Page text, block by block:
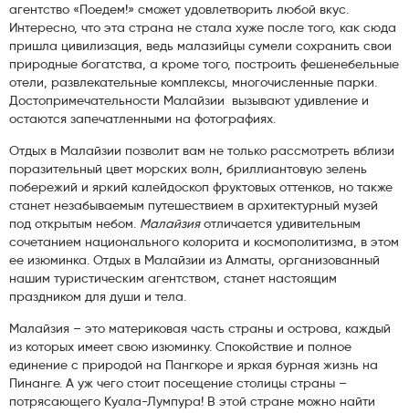
агентство «Поедем!» сможет удовлетворить любой вкус.
Интересно, что эта страна не стала хуже после того, как сюда
пришла цивилизация, ведь малазийцы сумели сохранить свои
природные богатства, а кроме того, построить фешенебельные
отели, развлекательные комплексы, многочисленные парки.
Достопримечательности Малайзии вызывают удивление и
остаются запечатленными на фотографиях.
Отдых в Малайзии позволит вам не только рассмотреть вблизи
поразительный цвет морских волн, бриллиантовую зелень
побережий и яркий калейдоскоп фруктовых оттенков, но также
станет незабываемым путешествием в архитектурный музей
под открытым небом. Малайзияотличается удивительным
сочетанием национального колорита и космополитизма, в этом
ее изюминка. Отдых в Малайзии из Алматы, организованный
нашим туристическим агентством, станет настоящим
праздником для души и тела.
Малайзия – это материковая часть страны и острова, каждый
из которых имеет свою изюминку. Спокойствие и полное
единение с природой на Пангкоре и яркая бурная жизнь на
Пинанге. А уж чего стоит посещение столицы страны –
потрясающего Куала-Лумпура! В этой стране можно найти